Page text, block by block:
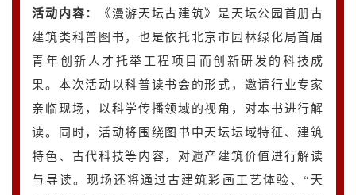
活动内容：
《漫游天坛古建筑》是天坛公园首册古
建筑类科普图书，也是依托北京市园林绿化局首届
青年创新人才托举工程项目而创新研发的科技成
果。本次活动以科普读书会的形式，邀请行业专家
亲临现场，以科学传播领域的视角，对本书进行解
读。同时，活动将围绕图书中天坛坛域特征、建筑
特色、古代科技等内容，对遗产建筑价值进行解读
与导读。现场还将通过古建筑彩画工艺体验、“天